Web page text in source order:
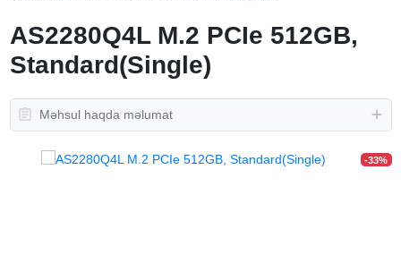
AS2280Q4L M.2 PCIe 512GB,
Standard(Single)
Məhsul haqda məlumat
-33%